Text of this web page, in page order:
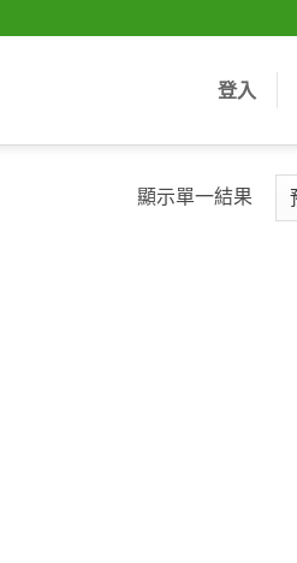
登入
顯示單一結果